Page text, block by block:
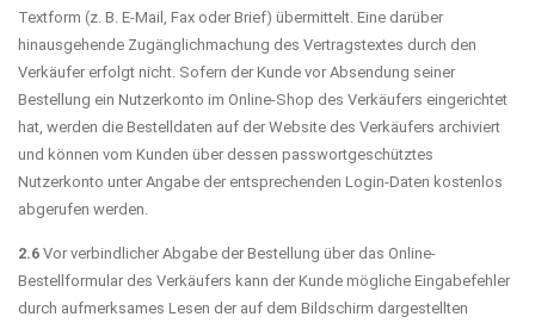
Textform (z. B. E-Mail, Fax oder Brief) übermittelt. Eine darüber
hinausgehende Zugänglichmachung des Vertragstextes durch den
Verkäufer erfolgt nicht. Sofern der Kunde vor Absendung seiner
Bestellung ein Nutzerkonto im Online-Shop des Verkäufers eingerichtet
hat, werden die Bestelldaten auf der Website des Verkäufers archiviert
und können vom Kunden über dessen passwortgeschütztes
Nutzerkonto unter Angabe der entsprechenden Login-Daten kostenlos
abgerufen werden.
2.6 Vor verbindlicher Abgabe der Bestellung über das Online-
Bestellformular des Verkäufers kann der Kunde mögliche Eingabefehler
durch aufmerksames Lesen der auf dem Bildschirm dargestellten